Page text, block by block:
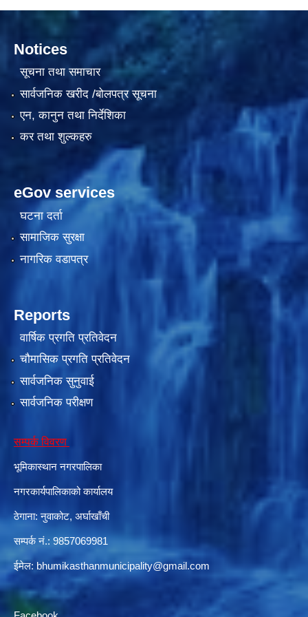
Notices
सूचना तथा समाचार
सार्वजनिक खरीद /बोलपत्र सूचना
एन, कानुन तथा निर्देशिका
कर तथा शुल्कहरु
eGov services
घटना दर्ता
सामाजिक सुरक्षा
नागरिक वडापत्र
Reports
वार्षिक प्रगति प्रतिवेदन
चौमासिक प्रगति प्रतिवेदन
सार्वजनिक सुनुवाई
सार्वजनिक परीक्षण
सम्पर्क विवरण
भूमिकास्थान नगरपालिका
नगरकार्यपालिकाको कार्यालय
ठेगाना: नुवाकोट, अर्घाखाँची
सम्पर्क नं.: 9857069981
ईमेल: bhumikasthanmunicipality@gmail.com